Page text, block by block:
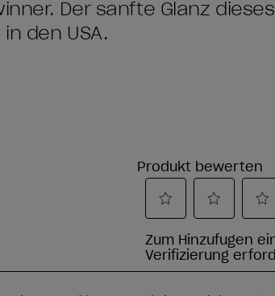
Der sanfte Glanz dieses
den USA.